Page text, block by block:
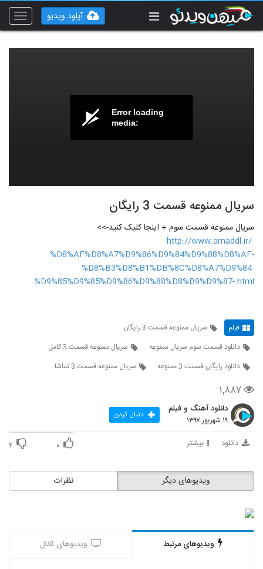
Toggle
آپلود ویدیو
Error loading
media:
سریال ممنوعه قسمت 3 رایگان
سریال ممنوعه قسمت سوم + اینجا کلیک کنید->>
http://www.amaddl.ir/-
%D8%AF%D8%A7%D9%86%D9%84%D9%88%D8%AF-
%D8%B3%D8%B1%DB%8C%D8%A7%D9%84-
%D9%85%D9%85%D9%86%D9%88%D8%B9%D9%87-.html
فیلم
سریال ممنوعه قسمت 3 رایگان
دانلود قسمت سوم سریال ممنوعه
سریال ممنوعه قسمت 3 کامل
دانلود رایگان قسمت 3 ممنوعه
سریال ممنوعه قسمت 3 نماشا
۱,۸۸۷
دانلود آهنگ و فیلم
۱۹ شهریور ۱۳۹۷ دنبال کردن
دانلود بیشتر ۰ ۲
نظرات ویدیوهای دیگر
ویدیوهای مرتبط ویدیوهای کانال